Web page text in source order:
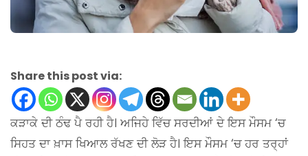
Share this post via:
ਕੜਾਕੇ ਦੀ ਠੰਢ ਪੈ ਰਹੀ ਹੈ। ਅਜਿਹੇ ਵਿੱਚ ਸਰਦੀਆਂ ਦੇ ਇਸ ਮੌਸਮ ‘ਚ
ਸਿਹਤ ਦਾ ਖ਼ਾਸ ਖਿਆਲ ਰੱਖਣ ਦੀ ਲੋੜ ਹੈ। ਇਸ ਮੌਸਮ ‘ਚ ਹਰ ਤਰ੍ਹਾਂ